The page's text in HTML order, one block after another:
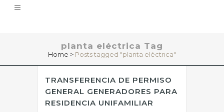
planta eléctrica Tag
Home > Posts tagged "planta eléctrica"
TRANSFERENCIA DE PERMISO
GENERAL GENERADORES PARA
RESIDENCIA UNIFAMILIAR